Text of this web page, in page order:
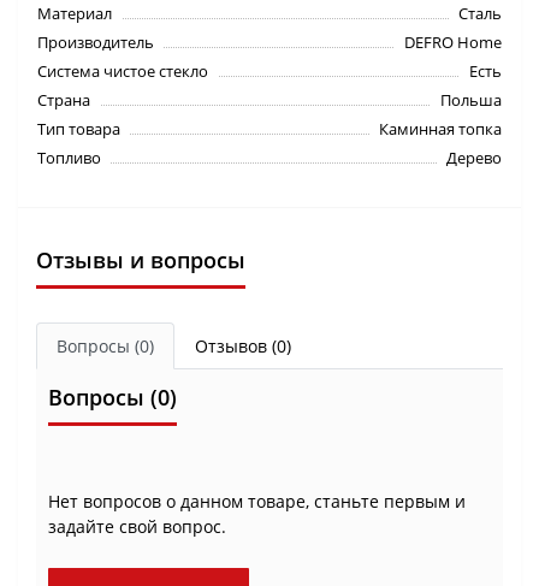
Материал
Сталь
Производитель
DEFRO Home
Система чистое стекло
Есть
Страна
Польша
Тип товара
Каминная топка
Топливо
Дерево
Отзывы и вопросы
Вопросы (0) Отзывов (0)
Вопросы (0)
Нет вопросов о данном товаре, станьте первым и
задайте свой вопрос.